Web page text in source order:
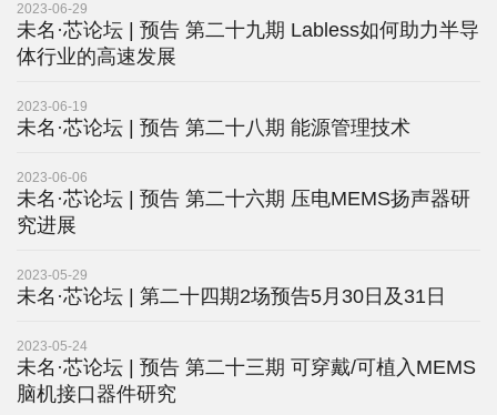
首
学
院
概
况
所
中
2023-06-29
未名·芯论坛 | 预告 第二十九期 Labless如何助力半导
体行业的高速发展
2023-06-19
未名·芯论坛 | 预告 第二十八期 能源管理技术
2023-06-06
未名·芯论坛 | 预告 第二十六期 压电MEMS扬声器研
究进展
2023-05-29
未名·芯论坛 | 第二十四期2场预告5月30日及31日
2023-05-24
未名·芯论坛 | 预告 第二十三期 可穿戴/可植入MEMS
脑机接口器件研究